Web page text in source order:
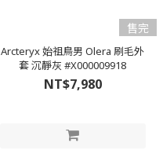
售完
Arcteryx 始祖鳥男 Olera 刷毛外
套 沉靜灰 #X000009918
NT$7,980